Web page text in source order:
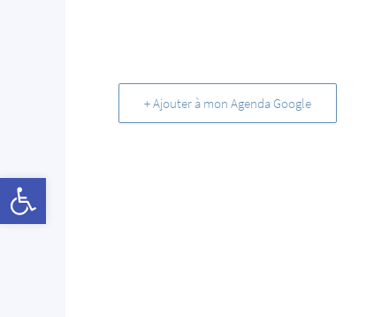
+ Ajouter à mon Agenda Google
Ouvrir la barre d’outils